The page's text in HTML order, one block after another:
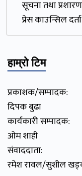
सूचना तथा
प्रेस काउन्सिल
हाम्रो टिम
प्रकाशक/सम्पादक:
दिपक बुढा
कार्यकारी सम्पादक:
ओम शाही
संवाददाता:
रमेश रावल/सुशील